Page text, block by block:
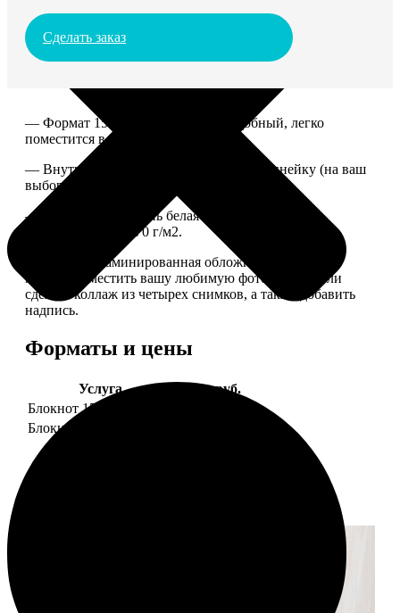
Сделать заказ
— Формат 15*20. Компактный и удобный, легко
поместится в сумку или рюкзак.
— Внутри 100 страниц в клетку или в линейку (на ваш
выбор), скрепленных сбоку скобой.
— Приятная на ощупь белая сатиновая бумага
плотностью 150-170 г/м2.
— Плотная ламинированная обложка. На обложке
можно разместить вашу любимую фотографию или
сделать коллаж из четырех снимков, а также добавить
надпись.
Форматы и цены
Услуга
Цена, руб.
Блокнот 15х20 клетка
Блокнот 15х20 линейка